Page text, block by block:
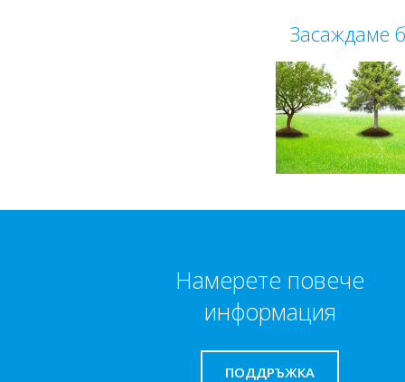
Засаждаме
Намерете повече
информация
ПОДДРЪЖКА